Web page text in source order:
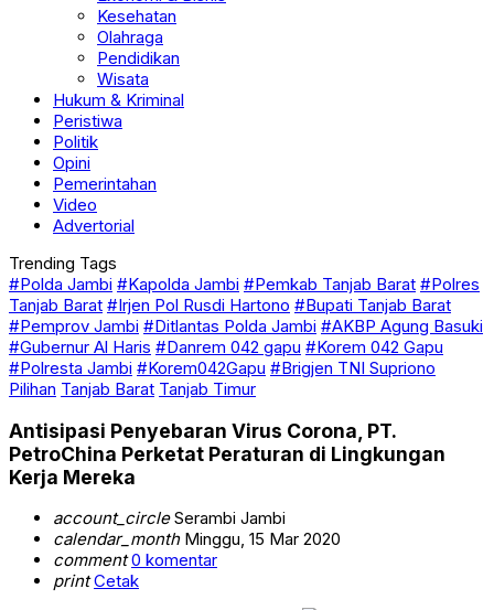
Kesehatan
Olahraga
Pendidikan
Wisata
Hukum & Kriminal
Peristiwa
Politik
Opini
Pemerintahan
Video
Advertorial
Trending Tags
#Polda Jambi #Kapolda Jambi #Pemkab Tanjab Barat #Polres
Tanjab Barat #Irjen Pol Rusdi Hartono #Bupati Tanjab Barat
#Pemprov Jambi #Ditlantas Polda Jambi #AKBP Agung Basuki
#Gubernur Al Haris #Danrem 042 gapu #Korem 042 Gapu
#Polresta Jambi #Korem042Gapu #Brigjen TNI Supriono
Pilihan Tanjab Barat Tanjab Timur
Antisipasi Penyebaran Virus Corona, PT.
PetroChina Perketat Peraturan di Lingkungan
Kerja Mereka
account_circleSerambi Jambi
calendar_monthMinggu, 15 Mar 2020
comment 0 komentar
print Cetak